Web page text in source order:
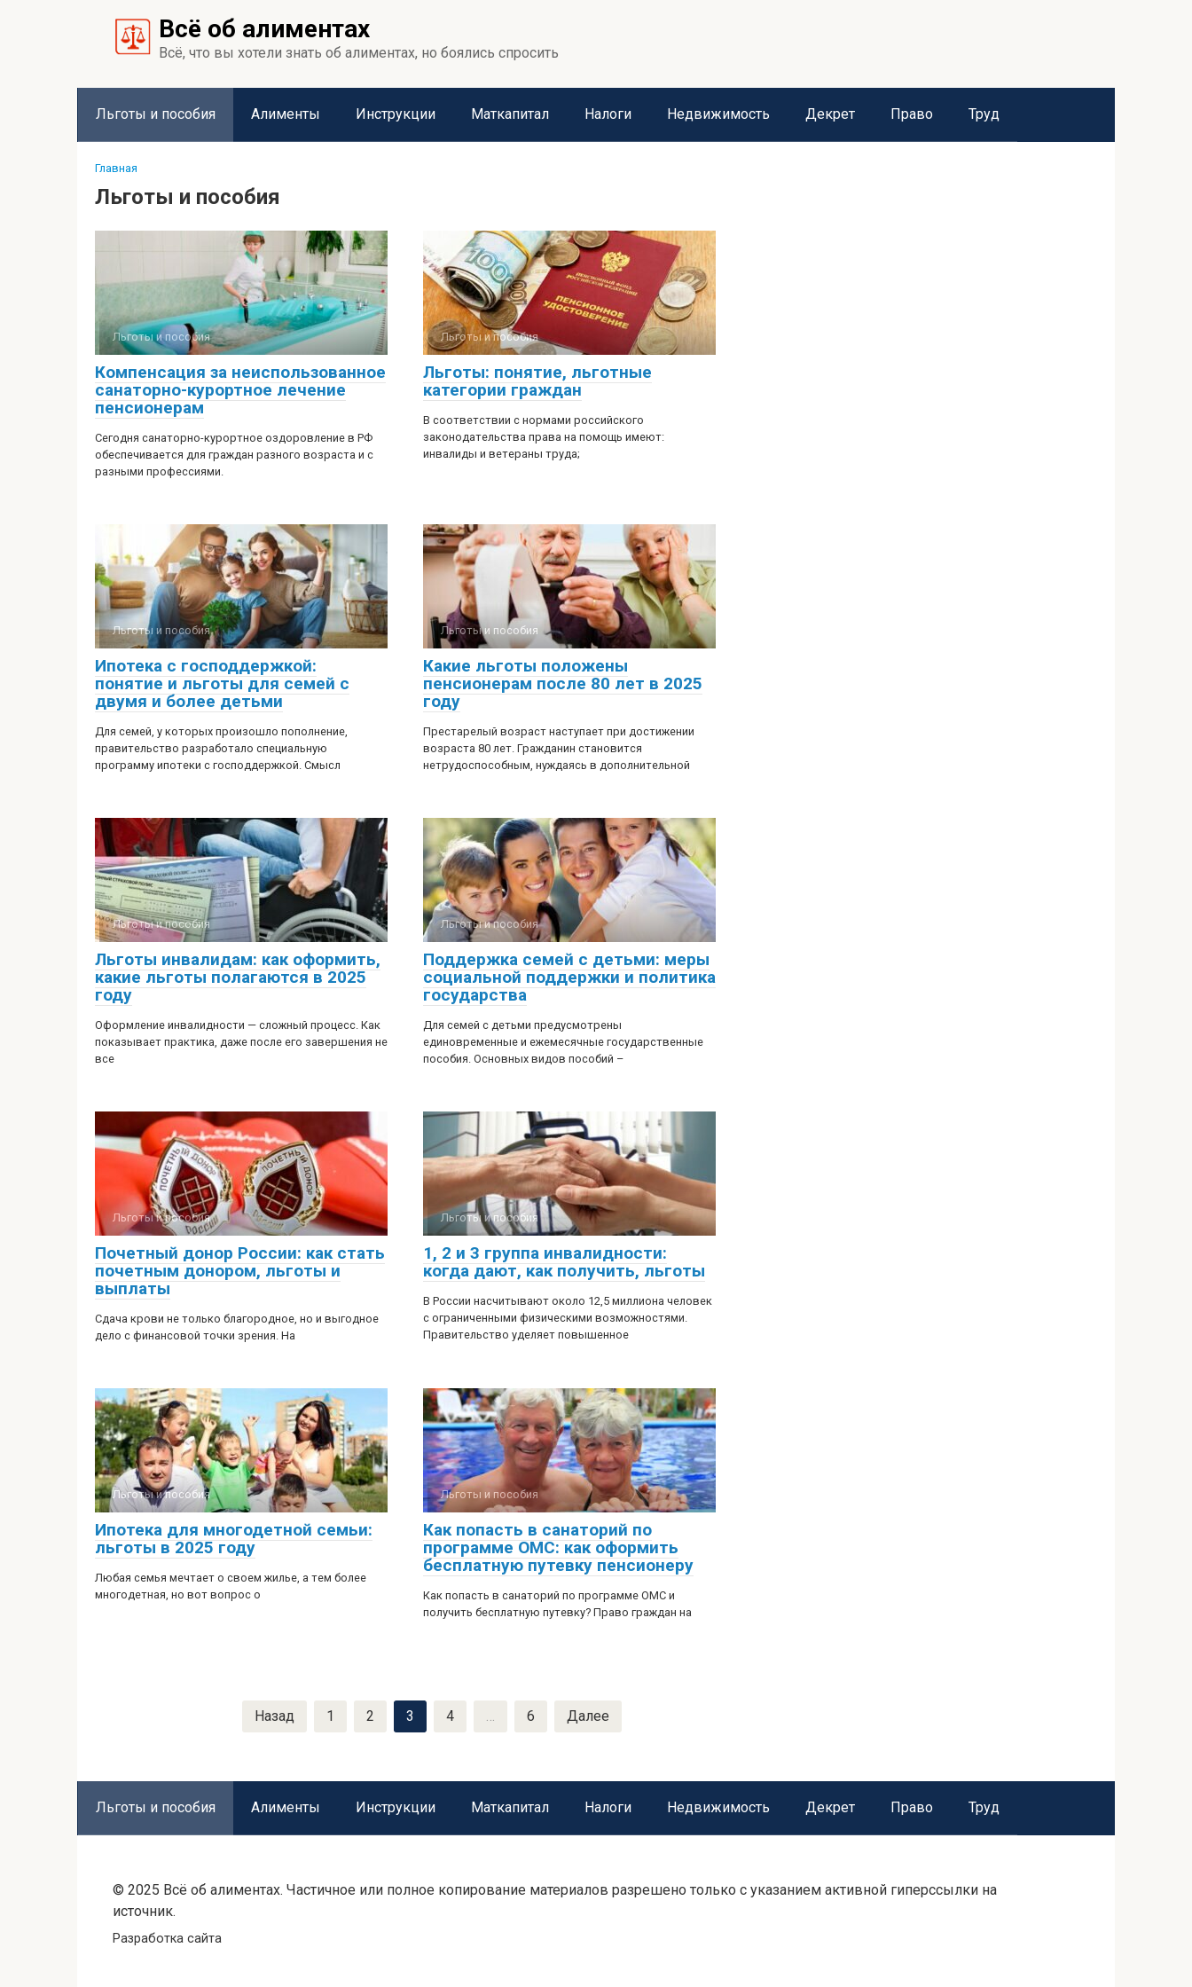
Всё об алиментах
Всё, что вы хотели знать об алиментах, но боялись спросить
Льготы и пособия Алименты Инструкции Маткапитал Налоги Недвижимость Декрет Право Труд
Главная
Льготы и пособия
Льготы и пособия
Компенсация за неиспользованное
санаторно-курортное лечение
пенсионерам
Сегодня санаторно-курортное оздоровление в РФ
обеспечивается для граждан разного возраста и с
разными профессиями.
Льготы и пособия
Льготы: понятие, льготные
категории граждан
В соответствии с нормами российского
законодательства права на помощь имеют:
инвалиды и ветераны труда;
Льготы и пособия
Ипотека с господдержкой:
понятие и льготы для семей с
двумя и более детьми
Для семей, у которых произошло пополнение,
правительство разработало специальную
программу ипотеки с господдержкой. Смысл
Льготы и пособия
Какие льготы положены
пенсионерам после 80 лет в 2025
году
Престарелый возраст наступает при достижении
возраста 80 лет. Гражданин становится
нетрудоспособным, нуждаясь в дополнительной
Льготы и пособия
Льготы инвалидам: как оформить,
какие льготы полагаются в 2025
году
Оформление инвалидности — сложный процесс. Как
показывает практика, даже после его завершения не
все
Льготы и пособия
Поддержка семей с детьми: меры
социальной поддержки и политика
государства
Для семей с детьми предусмотрены
единовременные и ежемесячные государственные
пособия. Основных видов пособий –
Льготы и пособия
Почетный донор России: как стать
почетным донором, льготы и
выплаты
​​Сдача крови не только благородное, но и выгодное
дело с финансовой точки зрения. На
Льготы и пособия
1, 2 и 3 группа инвалидности:
когда дают, как получить, льготы
В России насчитывают около 12,5 миллиона человек
с ограниченными физическими возможностями.
Правительство уделяет повышенное
Льготы и пособия
Ипотека для многодетной семьи:
льготы в 2025 году
Любая семья мечтает о своем жилье, а тем более
многодетная, но вот вопрос о
Льготы и пособия
Как попасть в санаторий по
программе ОМС: как оформить
бесплатную путевку пенсионеру
Как попасть в санаторий по программе ОМС и
получить бесплатную путевку? Право граждан на
Назад 1 2 3 4 … 6 Далее
Льготы и пособия Алименты Инструкции Маткапитал Налоги Недвижимость Декрет Право Труд
© 2025 Всё об алиментах. Частичное или полное копирование материалов разрешено только с указанием активной гиперссылки на
источник.
Разработка сайта